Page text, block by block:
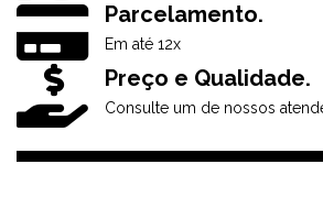
Parcelamento.
Em até 12x
Preço e Qualidade.
Consulte um de nossos